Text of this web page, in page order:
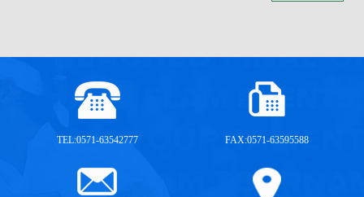
TEL:0571-63542777 FAX:0571-63595588